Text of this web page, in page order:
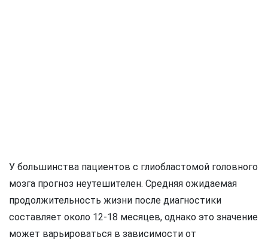
У большинства пациентов с глиобластомой головного
мозга прогноз неутешителен. Средняя ожидаемая
продолжительность жизни после диагностики
составляет около 12-18 месяцев, однако это значение
может варьироваться в зависимости от